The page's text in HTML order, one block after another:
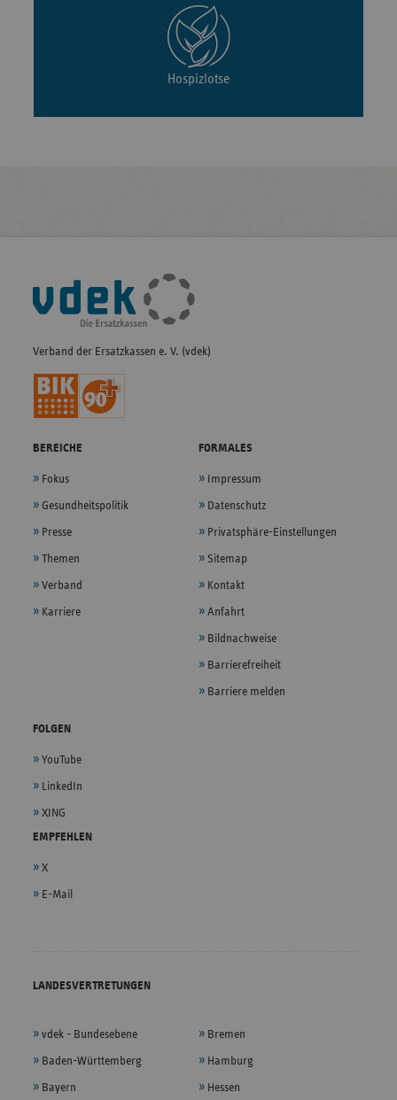
Hospizlotse
Fußleisten-
Navigation
Verband der Ersatzkassen e. V. (vdek)
BEREICHE
Fokus
Gesundheitspolitik
Presse
Themen
Verband
Karriere
FORMALES
Impressum
Datenschutz
Privatsphäre-Einstellungen
Sitemap
Kontakt
Anfahrt
Bildnachweise
Barrierefreiheit
Barriere melden
FOLGEN
YouTube
LinkedIn
XING
EMPFEHLEN
X
E-Mail
LANDESVERTRETUNGEN
vdek - Bundesebene
Baden-Württemberg
Bayern
Bremen
Hamburg
Hessen